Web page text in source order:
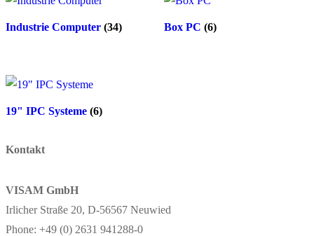
Industrie Computer (34) Box PC (6)
19" IPC Systeme (6)
Kontakt
VISAM GmbH
Irlicher Straße 20, D-56567 Neuwied
Phone: +49 (0) 2631 941288-0